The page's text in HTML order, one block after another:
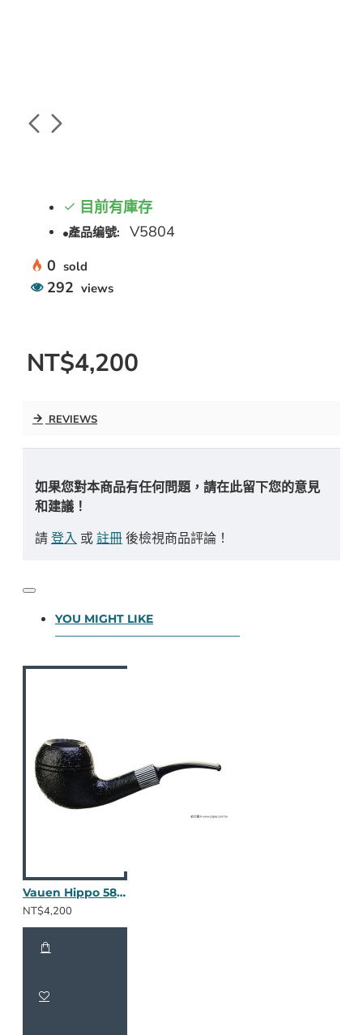
目前有庫存
產品编號:
V5804
0 sold
292 views
NT$4,200
REVIEWS
如果您對本商品有任何問題，請在此留下您的意見
和建議！
請登入 或註冊後檢視商品評論！
YOU MIGHT LIKE
Vauen Hippo 5808
NT$4,200